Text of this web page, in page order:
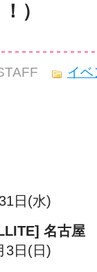
）
イベ
日(水)
名古屋
3日(日)